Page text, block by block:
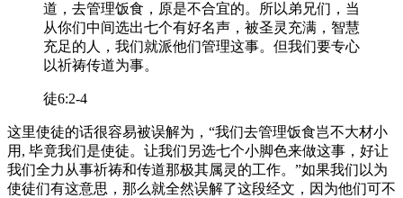
道，去管理饭食，原是不合宜的。所以弟兄们，当
从你们中间选出七个有好名声，被圣灵充满，智慧
充足的人，我们就派他们管理这事。但我们要专心
以祈祷传道为事。
徒6:2-4
这里使徒的话很容易被误解为，“我们去管理饭食岂不大材小
用, 毕竟我们是使徒。让我们另选七个小脚色来做这事，好让
我们全力从事祈祷和传道那极其属灵的工作。”如果我们以为
使徒们有这意思，那么就全然误解了这段经文，因为他们可不